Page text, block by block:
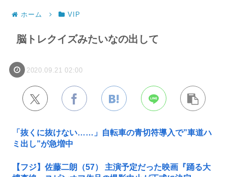
ホーム VIP
脳トレクイズみたいなの出して
2020.09.21 02:00
「抜くに抜けない……」自転車の青切符導入で”車道ハ
ミ出し”が急増中
【フジ】佐藤二朗（57） 主演予定だった映画『踊る大